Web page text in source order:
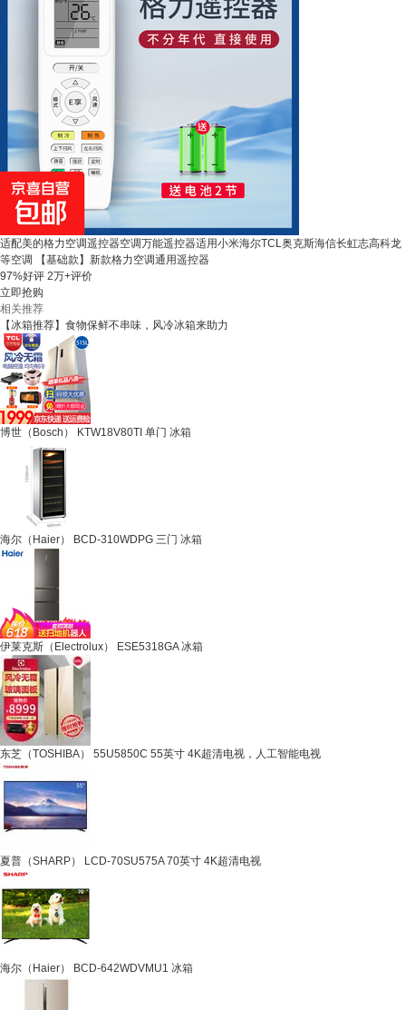
适配美的格力空调遥控器空调万能遥控器适用小米海尔TCL奥克斯海信长虹志高科龙
等空调 【基础款】新款格力空调通用遥控器
97%好评 2万+评价
立即抢购
相关推荐
【冰箱推荐】食物保鲜不串味，风冷冰箱来助力
博世（Bosch） KTW18V80TI 单门 冰箱
海尔（Haier） BCD-310WDPG 三门 冰箱
伊莱克斯（Electrolux） ESE5318GA 冰箱
东芝（TOSHIBA） 55U5850C 55英寸 4K超清电视，人工智能电视
夏普（SHARP） LCD-70SU575A 70英寸 4K超清电视
海尔（Haier） BCD-642WDVMU1 冰箱